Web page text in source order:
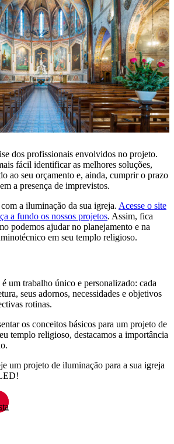
dos profissionais envolvidos no projeto.
fácil identificar as melhores soluções,
ao seu orçamento e, ainda, cumprir o prazo
a presença de imprevistos.
a iluminação da sua igreja. Acesse o site
a fundo os nossos projetos. Assim, fica
podemos ajudar no planejamento e na
em seu templo religioso.
um trabalho único e personalizado: cada
seus adornos, necessidades e objetivos
rotinas.
os conceitos básicos para um projeto de
templo religioso, destacamos a importância
um projeto de iluminação para a sua igreja